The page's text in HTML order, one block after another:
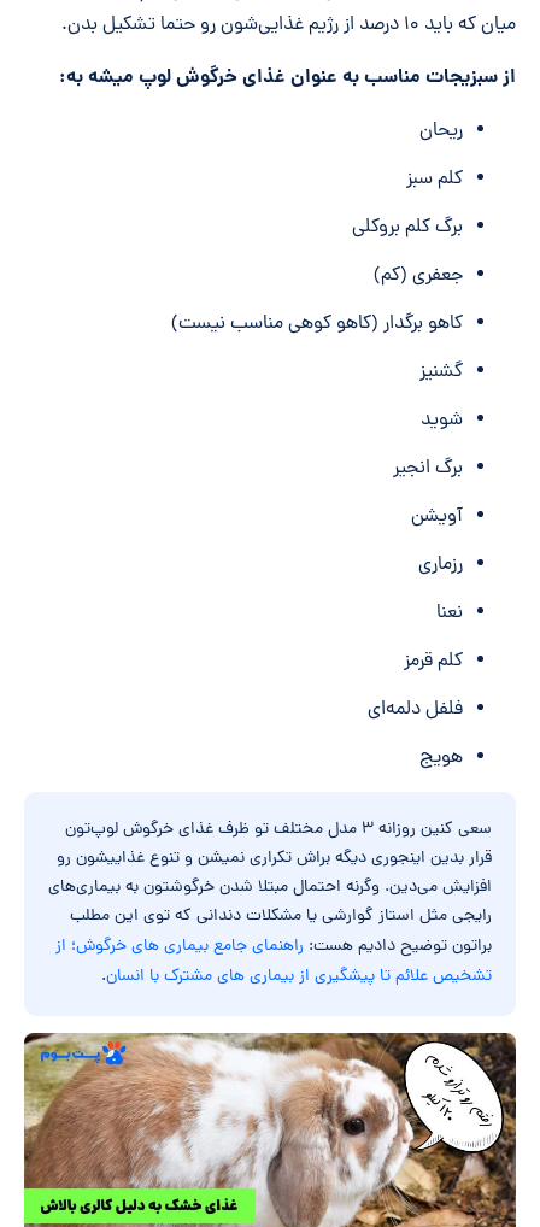
میان که باید ۱۰ درصد از رژیم غذایی‌شون رو حتما تشکیل بدن.
از سبزیجات مناسب به عنوان غذای خرگوش لوپ میشه به:
ریحان
کلم سبز
برگ کلم بروکلی
جعفری (کم)
کاهو برگدار (کاهو کوهی مناسب نیست)
گشنیز
شوید
برگ انجیر
آویشن
رزماری
نعنا
کلم قرمز
فلفل دلمه‌ای
هویج
سعی کنین روزانه ۳ مدل مختلف تو ظرف غذای خرگوش لوپ‌تون
قرار بدین اینجوری دیگه براش تکراری نمیشن و تنوع غذاییشون رو
افزایش می‌دین. وگرنه احتمال مبتلا شدن خرگوشتون به بیماری‌های
رایجی مثل استاز گوارشی یا مشکلات دندانی که توی این مطلب
براتون توضیح دادیم هست: راهنمای جامع بیماری های خرگوش؛ از
تشخیص علائم تا پیشگیری از بیماری های مشترک با انسان.